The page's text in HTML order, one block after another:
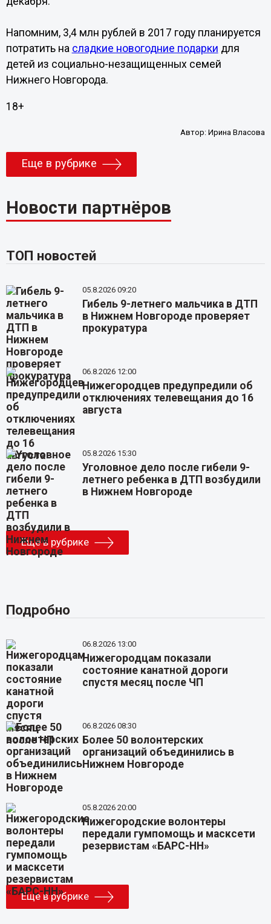
Напомним, 3,4 млн рублей в 2017 году планируется
потратить на сладкие новогодние подарки для
детей из социально-незащищенных семей
Нижнего Новгорода.
18+
Автор:Ирина Власова
Еще в рубрике
Новости партнёров
ТОП новостей
05.8.2026 09:20
Гибель 9-летнего мальчика в ДТП
в Нижнем Новгороде проверяет
прокуратура
06.8.2026 12:00
Нижегородцев предупредили об
отключениях телевещания до 16
августа
05.8.2026 15:30
Уголовное дело после гибели 9-
летнего ребенка в ДТП возбудили
в Нижнем Новгороде
Еще в рубрике
Подробно
06.8.2026 13:00
Нижегородцам показали
состояние канатной дороги
спустя месяц после ЧП
06.8.2026 08:30
Более 50 волонтерских
организаций объединились в
Нижнем Новгороде
05.8.2026 20:00
Нижегородские волонтеры
передали гумпомощь и масксети
резервистам «БАРС-НН»
Еще в рубрике